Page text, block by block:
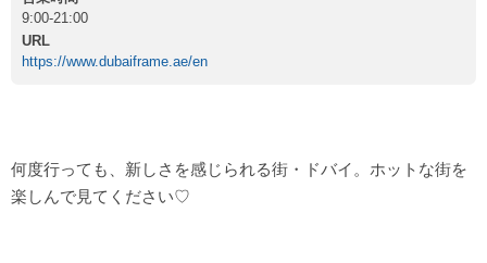
9:00-21:00
URL
https://www.dubaiframe.ae/en
何度行っても、新しさを感じられる街・ドバイ。ホットな街を
楽しんで見てください♡